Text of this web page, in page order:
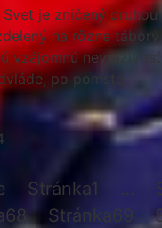
Svet je zničený
na rôzne
vzájomnú
po pomste.
Stránka1 …
68 Stránka69